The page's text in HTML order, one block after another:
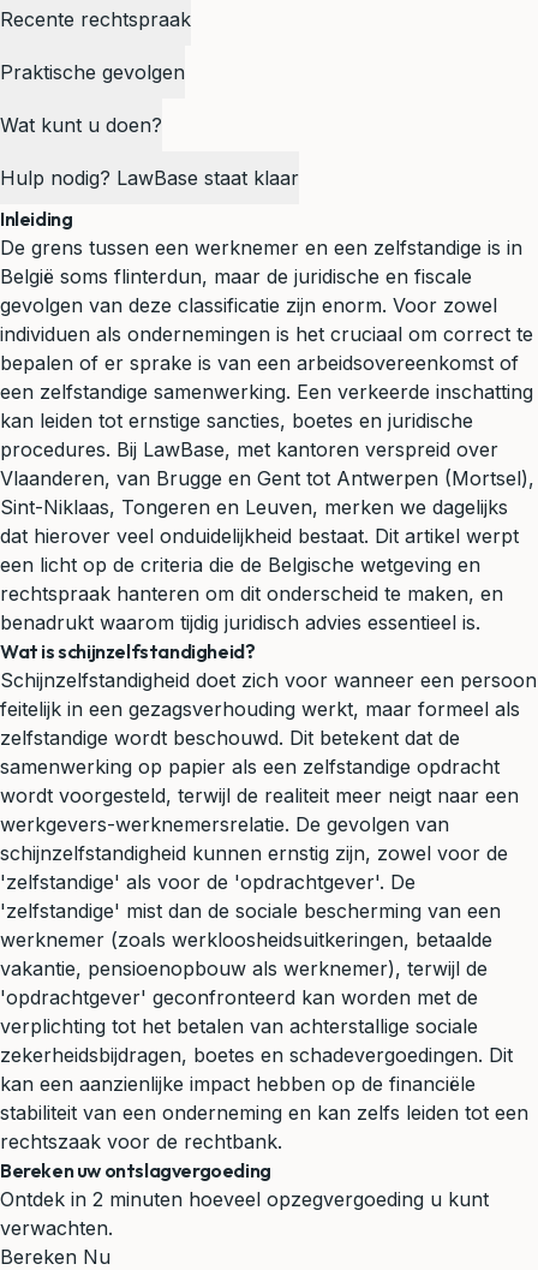
Recente rechtspraak
Praktische gevolgen
Wat kunt u doen?
Hulp nodig? LawBase staat klaar
Inleiding
De grens tussen een werknemer en een zelfstandige is in
België soms flinterdun, maar de juridische en fiscale
gevolgen van deze classificatie zijn enorm. Voor zowel
individuen als ondernemingen is het cruciaal om correct te
bepalen of er sprake is van een arbeidsovereenkomst of
een zelfstandige samenwerking. Een verkeerde inschatting
kan leiden tot ernstige sancties, boetes en juridische
procedures. Bij LawBase, met kantoren verspreid over
Vlaanderen, van Brugge en Gent tot Antwerpen (Mortsel),
Sint-Niklaas, Tongeren en Leuven, merken we dagelijks
dat hierover veel onduidelijkheid bestaat. Dit artikel werpt
een licht op de criteria die de Belgische wetgeving en
rechtspraak hanteren om dit onderscheid te maken, en
benadrukt waarom tijdig juridisch advies essentieel is.
Wat is schijnzelfstandigheid?
Schijnzelfstandigheid doet zich voor wanneer een persoon
feitelijk in een gezagsverhouding werkt, maar formeel als
zelfstandige wordt beschouwd. Dit betekent dat de
samenwerking op papier als een zelfstandige opdracht
wordt voorgesteld, terwijl de realiteit meer neigt naar een
werkgevers-werknemersrelatie. De gevolgen van
schijnzelfstandigheid kunnen ernstig zijn, zowel voor de
'zelfstandige' als voor de 'opdrachtgever'. De
'zelfstandige' mist dan de sociale bescherming van een
werknemer (zoals werkloosheidsuitkeringen, betaalde
vakantie, pensioenopbouw als werknemer), terwijl de
'opdrachtgever' geconfronteerd kan worden met de
verplichting tot het betalen van achterstallige sociale
zekerheidsbijdragen, boetes en schadevergoedingen. Dit
kan een aanzienlijke impact hebben op de financiële
stabiliteit van een onderneming en kan zelfs leiden tot een
rechtszaak voor de rechtbank.
Bereken uw ontslagvergoeding
Ontdek in 2 minuten hoeveel opzegvergoeding u kunt
verwachten.
Bereken Nu